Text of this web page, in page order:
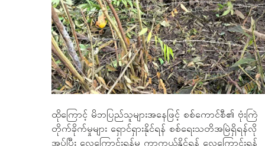
ထိုကြောင့် မိဘပြည်သူများအနေဖြင့် စစ်ကောင်စီ၏ ဗုံးကြဲ
တိုက်ခိုက်မှုများ ရှောင်ရှားနိုင်ရန် စစ်ရေးသတိအမြဲရှိရန်လို